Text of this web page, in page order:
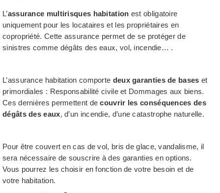
L’assurance multirisques habitation est obligatoire
uniquement pour les locataires et les propriétaires en
copropriété. Cette assurance permet de se protéger de
sinistres comme dégâts des eaux, vol, incendie… .
L’assurance habitation comporte deux garanties de bases et
primordiales : Responsabilité civile et Dommages aux biens.
Ces dernières permettent decouvrir les conséquences des
dégâts des eaux, d’un incendie, d’une catastrophe naturelle.
Pour être couvert en cas de vol, bris de glace, vandalisme, il
sera nécessaire de souscrire à des garanties en options.
Vous pourrez les choisir en fonction de votre besoin et de
votre habitation.